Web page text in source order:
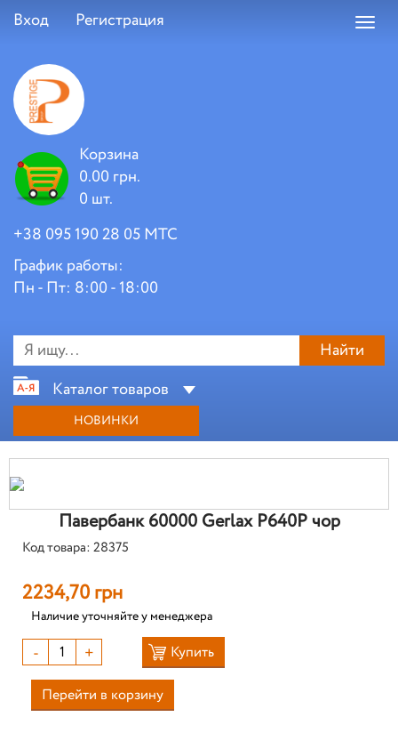
Вход Регистрация
Корзина
0.00 грн.
0 шт.
+38 095 190 28 05 МТС
График работы:
Пн - Пт: 8:00 - 18:00
Найти
Каталог товаров
НОВИНКИ
Павербанк 60000 Gerlax P640P чор
Код товара: 28375
2234,70 грн
Наличие уточняйте у менеджера
- + Купить
Перейти в корзину